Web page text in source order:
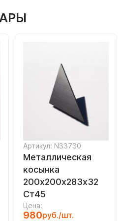
Артикул: N33730
Металлическая
косынка
200х200х283х32
Ст45
Цена:
980руб./шт.